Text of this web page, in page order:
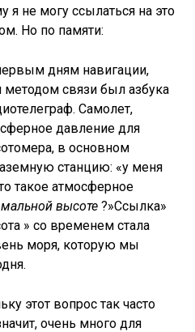
я не могу ссылаться на это
Но по памяти:
дням навигации,
связи был азбука
Самолет,
давление для
в основном
станцию: «у меня
такое атмосферное
высоте?»Ссылка»
» со временем стала
моря, которую мы
этот вопрос так часто
очень много для